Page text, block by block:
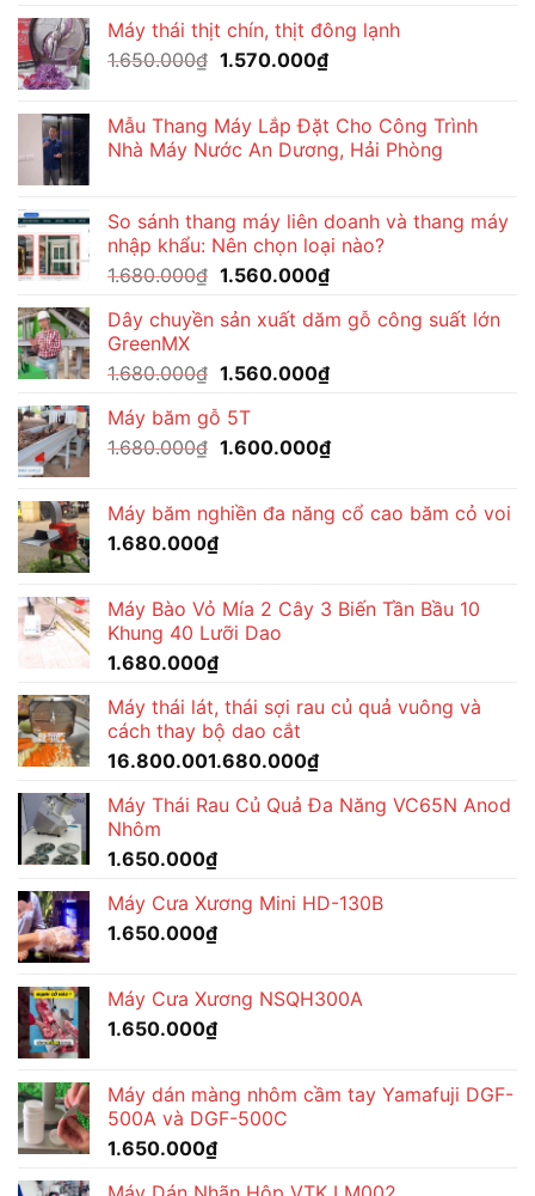
là:
1.650.000₫.
tại
là:
Máy thái thịt chín, thịt đông lạnh
1.650.000₫ Giá
1.650.000₫.
1.570.000₫Giá
là:
1.570.000₫.
Mẫu Thang Máy Lắp Đặt Cho Công Trình
Nhà Máy Nước An Dương, Hải Phòng
So sánh thang máy liên doanh và thang máy
nhập khẩu: Nên chọn loại nào?
1.680.000₫ Giá
là:
1.560.000₫Giá
tại
1.560.000₫.
Dây chuyền sản xuất dăm gỗ công suất lớn
GreenMX
1.680.000₫ Giá
là:
1.680.000₫.
1.560.000₫Giá
là:
Máy băm gỗ 5T
1.680.000₫ Giá
1.680.000₫.
1.600.000₫Giá
là:
Máy băm nghiền đa năng cổ cao băm cỏ voi
1.680.000₫
Máy Bào Vỏ Mía 2 Cây 3 Biến Tần Bầu 10
Khung 40 Lưỡi Dao
1.680.000₫
Máy thái lát, thái sợi rau củ quả vuông và
cách thay bộ dao cắt
16.800.001.680.000₫
Máy Thái Rau Củ Quả Đa Năng VC65N Anod
Nhôm
1.650.000₫
Máy Cưa Xương Mini HD-130B
1.650.000₫
Máy Cưa Xương NSQH300A
1.650.000₫
Máy dán màng nhôm cầm tay Yamafuji DGF-
500A và DGF-500C
1.650.000₫